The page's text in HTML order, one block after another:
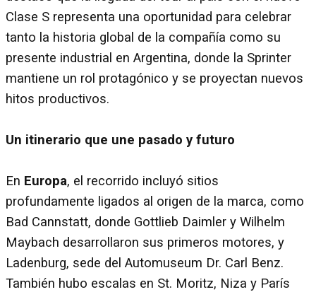
Clase S representa una oportunidad para celebrar
tanto la historia global de la compañía como su
presente industrial en Argentina, donde la Sprinter
mantiene un rol protagónico y se proyectan nuevos
hitos productivos.
Un itinerario que une pasado y futuro
En Europa, el recorrido incluyó sitios
profundamente ligados al origen de la marca, como
Bad Cannstatt, donde Gottlieb Daimler y Wilhelm
Maybach desarrollaron sus primeros motores, y
Ladenburg, sede del Automuseum Dr. Carl Benz.
También hubo escalas en St. Moritz, Niza y París